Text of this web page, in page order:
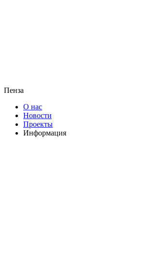
Пенза
О нас
Новости
Проекты
Информация